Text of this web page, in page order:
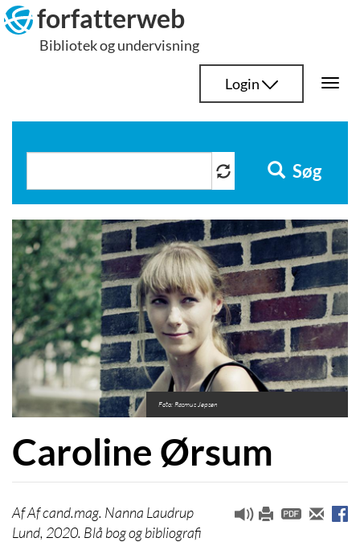
Hop
til
indhold
forfatterweb
Bibliotek og undervisning
Login
Søg
Foto: Rasmus Jepsen
Caroline Ørsum
Af cand.mag. Nanna Laudrup
Lund, 2020. Blå bog og bibliografi